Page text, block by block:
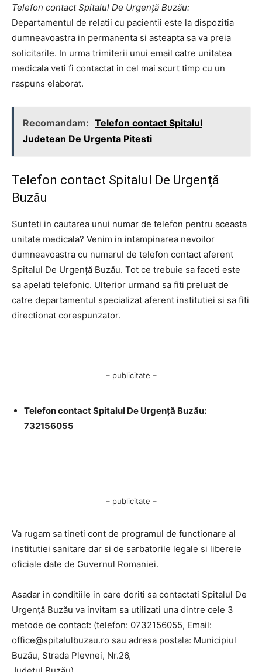
Telefon contact Spitalul De Urgență Buzău:
Departamentul de relatii cu pacientii este la dispozitia
dumneavoastra in permanenta si asteapta sa va preia
solicitarile. In urma trimiterii unui email catre unitatea
medicala veti fi contactat in cel mai scurt timp cu un
raspuns elaborat.
Recomandam: Telefon contact Spitalul
Judetean De Urgenta Pitesti
Telefon contact Spitalul De Urgență
Buzău
Sunteti in cautarea unui numar de telefon pentru aceasta
unitate medicala? Venim in intampinarea nevoilor
dumneavoastra cu numarul de telefon contact aferent
Spitalul De Urgență Buzău. Tot ce trebuie sa faceti este
sa apelati telefonic. Ulterior urmand sa fiti preluat de
catre departamentul specializat aferent institutiei si sa fiti
directionat corespunzator.
– publicitate –
Telefon contact Spitalul De Urgență Buzău:
732156055
– publicitate –
Va rugam sa tineti cont de programul de functionare al
institutiei sanitare dar si de sarbatorile legale si liberele
oficiale date de Guvernul Romaniei.
Asadar in conditiile in care doriti sa contactati Spitalul De
Urgență Buzău va invitam sa utilizati una dintre cele 3
metode de contact: (telefon: 0732156055, Email:
office@spitalulbuzau.ro sau adresa postala: Municipiul
Buzău, Strada Plevnei, Nr.26,